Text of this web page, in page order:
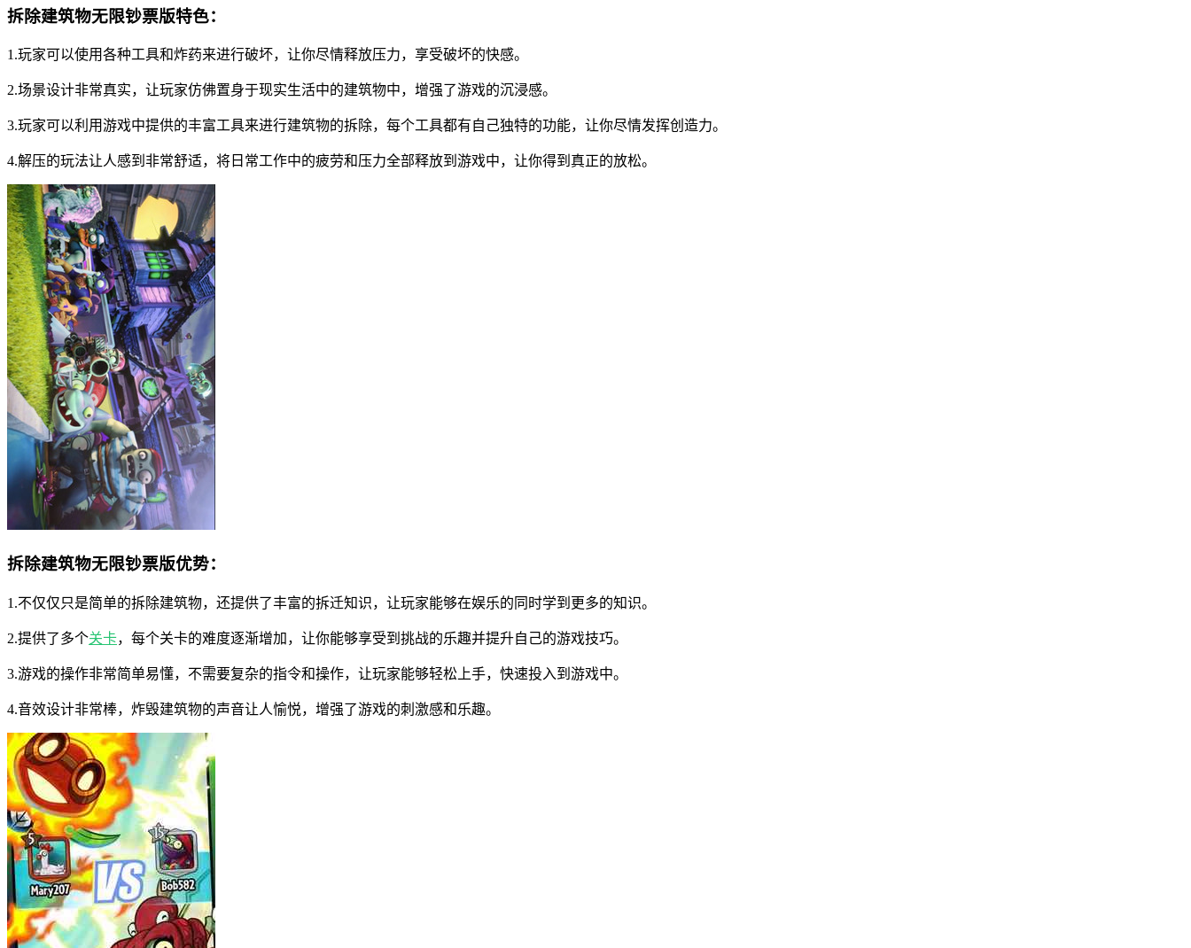
拆除建筑物无限钞票版特色：
1.玩家可以使用各种工具和炸药来进行破坏，让你尽情释放压力，享受破坏的快感。
2.场景设计非常真实，让玩家仿佛置身于现实生活中的建筑物中，增强了游戏的沉浸感。
3.玩家可以利用游戏中提供的丰富工具来进行建筑物的拆除，每个工具都有自己独特的功能，让你尽情发挥创造力。
4.解压的玩法让人感到非常舒适，将日常工作中的疲劳和压力全部释放到游戏中，让你得到真正的放松。
拆除建筑物无限钞票版优势：
1.不仅仅只是简单的拆除建筑物，还提供了丰富的拆迁知识，让玩家能够在娱乐的同时学到更多的知识。
2.提供了多个关卡，每个关卡的难度逐渐增加，让你能够享受到挑战的乐趣并提升自己的游戏技巧。
3.游戏的操作非常简单易懂，不需要复杂的指令和操作，让玩家能够轻松上手，快速投入到游戏中。
4.音效设计非常棒，炸毁建筑物的声音让人愉悦，增强了游戏的刺激感和乐趣。